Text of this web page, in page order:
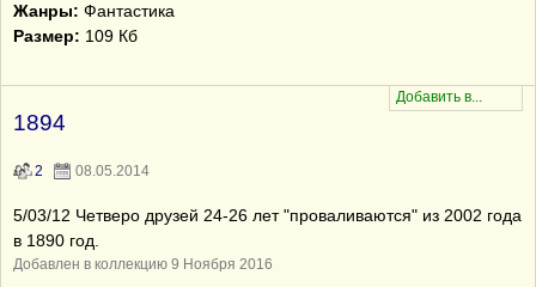
Жанры: Фантастика
Размер: 109 Кб
1894
2 08.05.2014
5/03/12 Четверо друзей 24-26 лет "проваливаются" из 2002 года
в 1890 год.
Добавлен в коллекцию 9 Ноября 2016